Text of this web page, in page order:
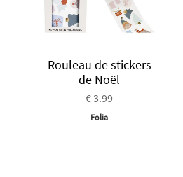
Rouleau de stickers
de Noël
€ 3.99
Folia